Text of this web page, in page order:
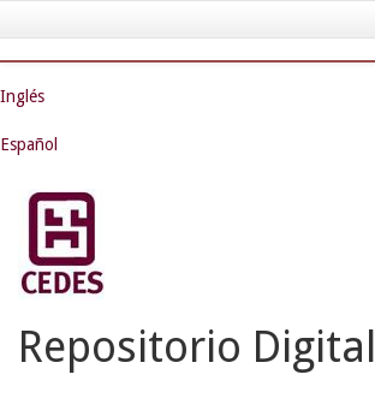
navigation
Inglés
Español
Repositorio Digital